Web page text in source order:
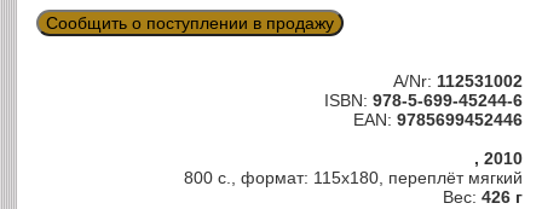
Сообщить о поступлении в продажу
A/Nr: 112531002
ISBN: 978-5-699-45244-6
EAN: 9785699452446
, 2010
800 с., формат: 115х180, переплёт мягкий
Вес: 426 г